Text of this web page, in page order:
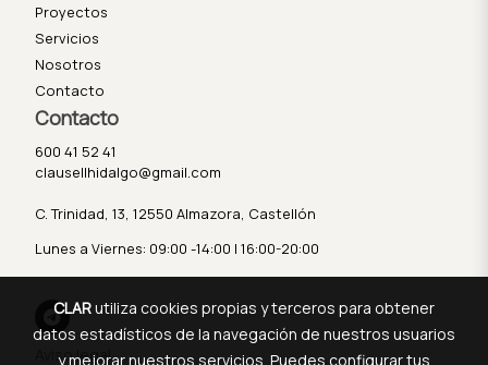
Proyectos
Servicios
Nosotros
Contacto
Contacto
600 41 52 41
clausellhidalgo@gmail.com
C. Trinidad, 13, 12550 Almazora, Castellón
Lunes a Viernes: 09:00 -14:00 | 16:00-20:00
Aviso legal
CLARutiliza cookies propias y terceros para obtener
datos estadísticos de la navegación de nuestros usuarios
y mejorar nuestros servicios. Puedes configurar tus